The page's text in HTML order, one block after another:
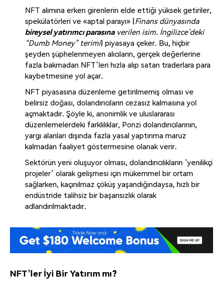
NFT alımına erken girenlerin elde ettiği yüksek getiriler,
spekülatörleri ve «aptal parayı» (Finans dünyasında
bireysel yatırımcı parasınaverilen isim. İngilizce’deki
“Dumb Money” terimi) piyasaya çeker. Bu, hiçbir
şeyden şüphelenmeyen alıcıların, gerçek değerlerine
fazla bakmadan NFT’leri hızla alıp satan traderlara para
kaybetmesine yol açar.
NFT piyasasına düzenleme getirilmemiş olması ve
belirsiz doğası, dolandırıcıların cezasız kalmasına yol
açmaktadır. Şöyle ki, anonimlik ve uluslararası
düzenlemelerdeki farklılıklar, Ponzi dolandırıcılarının,
yargı alanları dışında fazla yasal yaptırıma maruz
kalmadan faaliyet göstermesine olanak verir.
Sektörün yeni oluşuyor olması, dolandırıcılıkların ‘yenilikçi
projeler’ olarak gelişmesi için mükemmel bir ortam
sağlarken, kaçınılmaz çöküş yaşandığındaysa, hızlı bir
endüstride talihsiz bir başarısızlık olarak
adlandırılmaktadır.
NFT’ler İyi Bir Yatırım mı?